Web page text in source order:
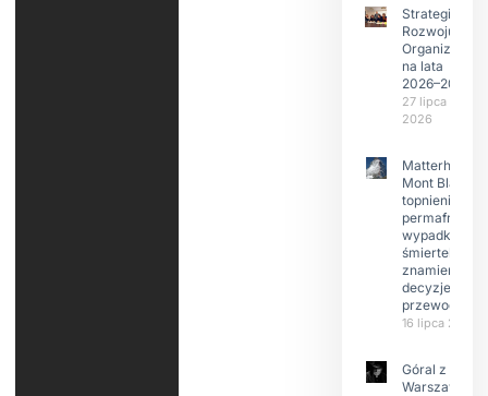
Strategia
Rozwoju
Organizacji
na lata
2026–2029
27 lipca
2026
Matterhorn i
Mont Blanc:
topnienie
permafrost,
wypadki
śmiertelne,
znamienne
decyzje
16 lipca 2026
Góral z
Warszawy.